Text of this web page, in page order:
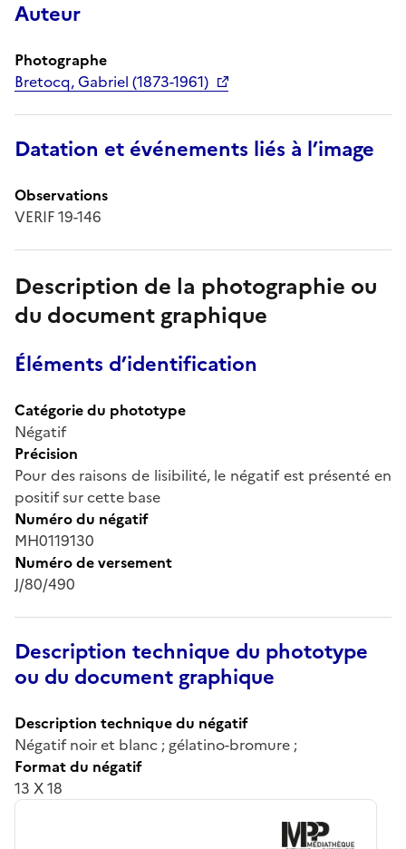
Auteur
Photographe
Bretocq, Gabriel (1873-1961)
Datation et événements liés à l’image
Observations
VERIF 19-146
Description de la photographie ou
du document graphique
Éléments d’identification
Catégorie du phototype
Négatif
Précision
Pour des raisons de lisibilité, le négatif est présenté en
positif sur cette base
Numéro du négatif
MH0119130
Numéro de versement
J/80/490
Description technique du phototype
ou du document graphique
Description technique du négatif
Négatif noir et blanc ; gélatino-bromure ;
Format du négatif
13 X 18